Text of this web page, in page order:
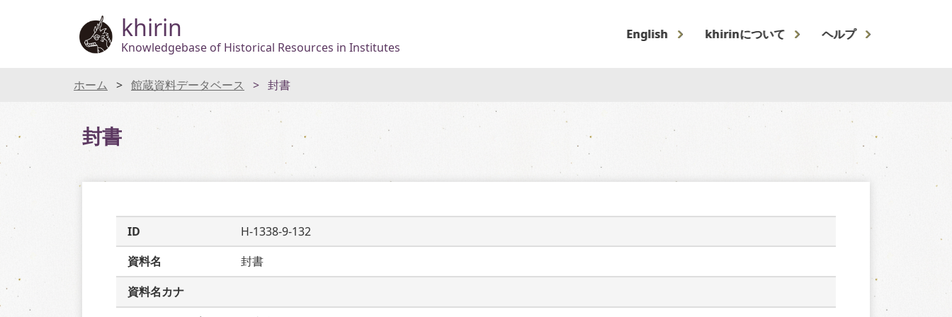
khirin
Knowledgebase of Historical Resources in Institutes
English khirinについて ヘルプ
ホーム 館蔵資料データベース 封書
封書
ID
H-1338-9-132
資料名
封書
資料名カナ